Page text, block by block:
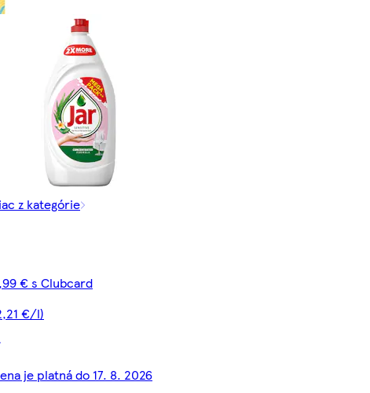
z kategórie
€ s Clubcard
€/l)
je platná do 17. 8. 2026